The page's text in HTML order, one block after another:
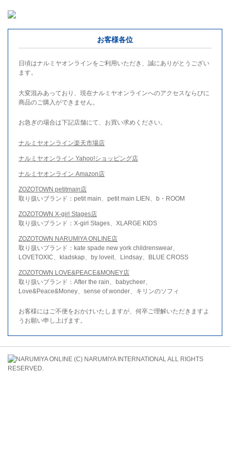
お客様各位
日頃はナルミヤオンラインをご利用いただき、誠にありがとうござい
ます。
大変混みあっており、現在ナルミヤオンラインへのアクセスならびに
商品のご購入ができません。
お急ぎの場合は下記店舗にて、お買い求めください。
ナルミヤオンライン楽天市場店
ナルミヤオンライン Yahoo!ショッピング店
ナルミヤオンライン Amazon店
ZOZOTOWN petitmain店
取り扱いブランド：petit main、petit main LIEN、b・ROOM
ZOZOTOWN X-girl Stages店
取り扱いブランド：X-girl Stages、XLARGE KIDS
ZOZOTOWN NARUMIYA ONLINE店
取り扱いブランド：kate spade new york childrenswear、
LOVETOXIC、kladskap、by loveit、Lindsay、BLUE CROSS
ZOZOTOWN LOVE&PEACE&MONEY店
取り扱いブランド：After the rain、babycheer、
Love&Peace&Money、sense of wonder、キリンのソフィ
お客様にはご不便をおかけいたしますが、何卒ご理解いただきますよ
うお願い申し上げます。